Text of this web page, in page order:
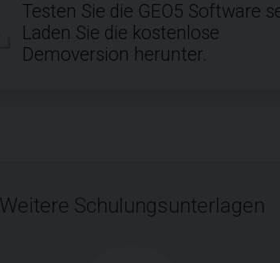
Testen Sie die GEO5 Software
Laden Sie die kostenlose
Demoversion herunter.
Weitere Schulungsunterlagen